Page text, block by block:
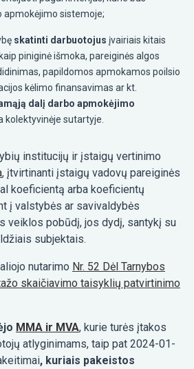
apmokėjimo sistemoje;
skatinti darbuotojus įvairiais kitais
piniginė išmoka, pareiginės algos
papildomos apmokamos poilsio
kėlimo finansavimas ar kt.
dalį darbo apmokėjimo
kolektyvinėje sutartyje.
institucijų ir įstaigų vertinimo
, įtvirtinanti įstaigų vadovų pareiginės
koeficientą arba koeficientų
į valstybės ar savivaldybės
veiklos pobūdį, jos dydį, santykį su
subjektais.
nutarimo Nr. 52 Dėl Tarnybos
skaičiavimo taisyklių patvirtinimo
MMA ir MVA, kurie turės įtakos
atlyginimams, taip pat 2024-01-
, kuriais pakeistos